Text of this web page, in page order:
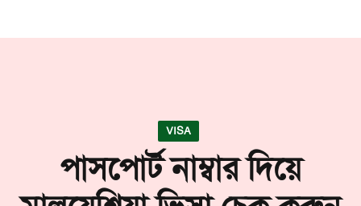
VISA
পাসপোর্ট নাম্বার দিয়ে